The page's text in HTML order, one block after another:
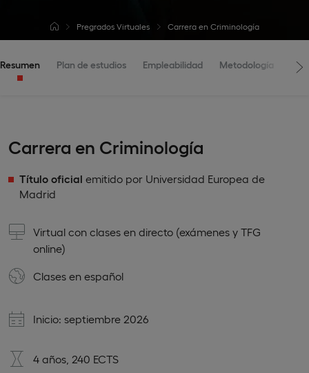
Pregrados Virtuales Carrera en Criminología
Resumen Plan de estudios Empleabilidad Metodología
Carrera en Criminología
Título oficial emitido por Universidad Europea de
Madrid
Virtual con clases en directo (exámenes y TFG
online)
Clases en español
Inicio: septiembre 2026
4 años, 240 ECTS